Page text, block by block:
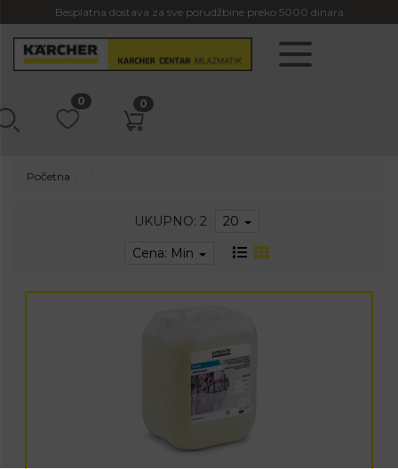
Besplatna dostava za sve porudžbine preko 5000 dinara
0 0
Početna
UKUPNO: 2
20
Cena: Min